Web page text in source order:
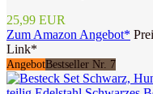
25,99 EUR
Zum Amazon Angebot*
Link*
AngebotBestseller Nr. 7